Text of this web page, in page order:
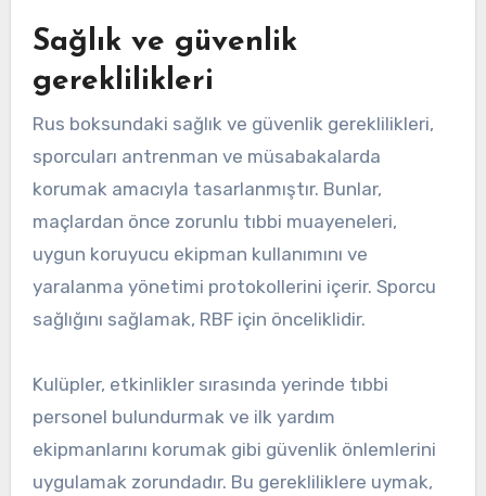
Sağlık ve güvenlik
gereklilikleri
Rus boksundaki sağlık ve güvenlik gereklilikleri,
sporcuları antrenman ve müsabakalarda
korumak amacıyla tasarlanmıştır. Bunlar,
maçlardan önce zorunlu tıbbi muayeneleri,
uygun koruyucu ekipman kullanımını ve
yaralanma yönetimi protokollerini içerir. Sporcu
sağlığını sağlamak, RBF için önceliklidir.
Kulüpler, etkinlikler sırasında yerinde tıbbi
personel bulundurmak ve ilk yardım
ekipmanlarını korumak gibi güvenlik önlemlerini
uygulamak zorundadır. Bu gerekliliklere uymak,